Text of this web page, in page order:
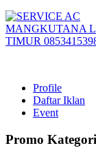
Profile
Daftar Iklan
Event
Promo